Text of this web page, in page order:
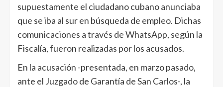
supuestamente el ciudadano cubano anunciaba
que se iba al sur en búsqueda de empleo. Dichas
comunicaciones a través de WhatsApp, según la
Fiscalía, fueron realizadas por los acusados.
En la acusación -presentada, en marzo pasado,
ante el Juzgado de Garantía de San Carlos-, la